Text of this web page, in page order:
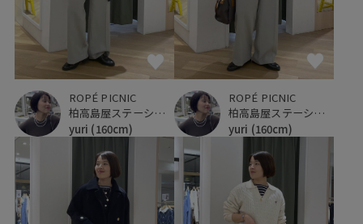
ROPÉ PICNIC
柏高島屋ステーションモール
yuri (160cm)
ROPÉ PICNIC
柏高島屋ステーションモール
yuri (160cm)